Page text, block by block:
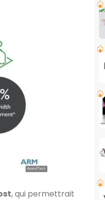
, qui permettrait